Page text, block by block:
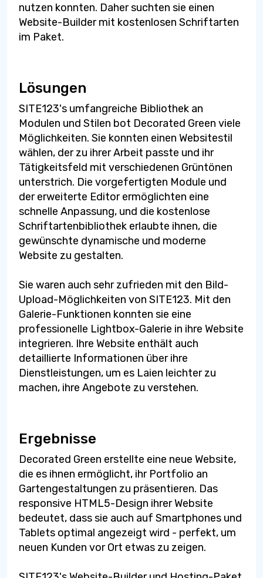
nutzen konnten. Daher suchten sie einen
Website-Builder mit kostenlosen Schriftarten
im Paket.
Lösungen
SITE123's umfangreiche Bibliothek an
Modulen und Stilen bot Decorated Green viele
Möglichkeiten. Sie konnten einen Websitestil
wählen, der zu ihrer Arbeit passte und ihr
Tätigkeitsfeld mit verschiedenen Grüntönen
unterstrich. Die vorgefertigten Module und
der erweiterte Editor ermöglichten eine
schnelle Anpassung, und die kostenlose
Schriftartenbibliothek erlaubte ihnen, die
gewünschte dynamische und moderne
Website zu gestalten.
Sie waren auch sehr zufrieden mit den Bild-
Upload-Möglichkeiten von SITE123. Mit den
Galerie-Funktionen konnten sie eine
professionelle Lightbox-Galerie in ihre Website
integrieren. Ihre Website enthält auch
detaillierte Informationen über ihre
Dienstleistungen, um es Laien leichter zu
machen, ihre Angebote zu verstehen.
Ergebnisse
Decorated Green erstellte eine neue Website,
die es ihnen ermöglicht, ihr Portfolio an
Gartengestaltungen zu präsentieren. Das
responsive HTML5-Design ihrer Website
bedeutet, dass sie auch auf Smartphones und
Tablets optimal angezeigt wird - perfekt, um
neuen Kunden vor Ort etwas zu zeigen.